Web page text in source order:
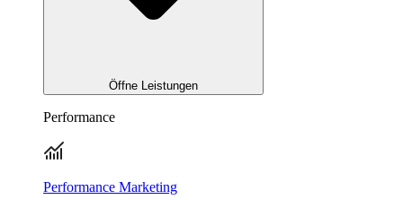
Öffne Leistungen
Performance
Performance Marketing